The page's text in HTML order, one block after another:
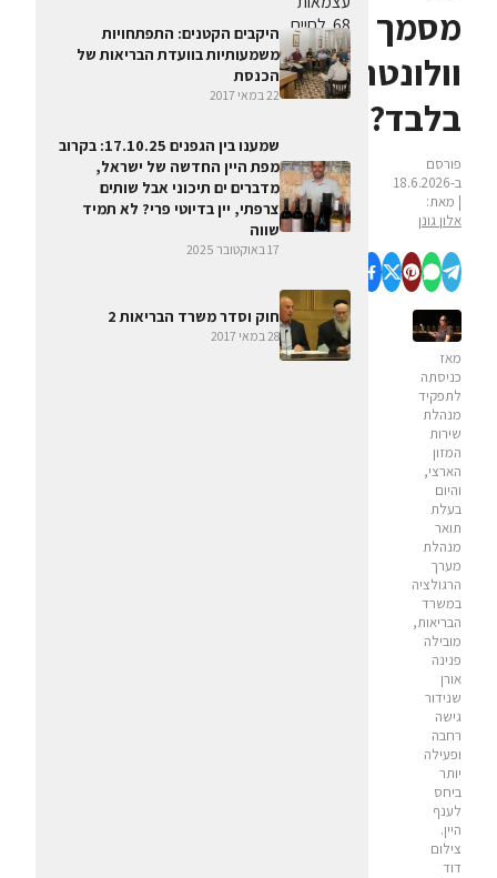
מסמך
וולונטרי
בלבד?
פורסם
ב-18.6.2026
| מאת:
אלון גונן
מאז
כניסתה
לתפקיד
מנהלת
שירות
המזון
הארצי,
והיום
בעלת
תואר
מנהלת
מערך
הרגולציה
במשרד
הבריאות,
מובילה
פנינה
אורן
שנידור
גישה
רחבה
ופעילה
יותר
ביחס
לענף
היין.
צילום
דוד
היקבים הקטנים: התפתחויות
משמעותיות בוועדת הבריאות של
הכנסת
22 במאי 2017
שמענו בין הגפנים 17.10.25: בקרוב
מפת היין החדשה של ישראל,
מדברים ים תיכוני אבל שותים
צרפתי, יין בדיוטי פרי? לא תמיד
שווה
17 באוקטובר 2025
חוק וסדר משרד הבריאות 2
28 במאי 2017